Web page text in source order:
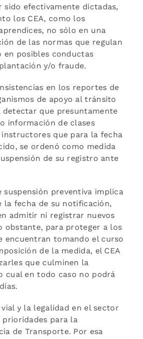
sido efectivamente dictadas,
los CEA, como los
no sólo en una
de las normas que regulan
en posibles conductas
y/o fraude.
en los reportes de
de apoyo al tránsito
detectar que presuntamente
información de clases
que para la fecha
se ordenó como medida
de su registro ante
suspensión preventiva implica
la fecha de su notificación,
admitir ni registrar nuevos
obstante, para proteger a los
encuentran tomando el curso
de la medida, el CEA
que culminen la
cual en todo caso no podrá
y la legalidad en el sector
para la
de Transporte. Por esa